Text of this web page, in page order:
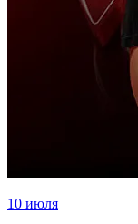
10 июля